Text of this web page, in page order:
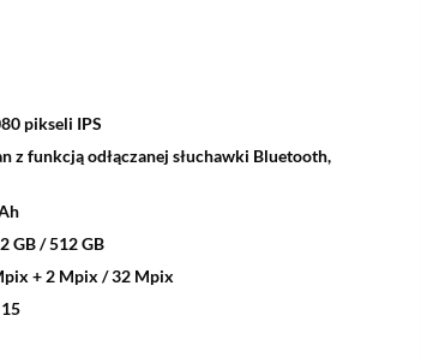
pikseli IPS
z funkcją odłączanej słuchawki Bluetooth,
GB / 512 GB
+ 2 Mpix / 32 Mpix